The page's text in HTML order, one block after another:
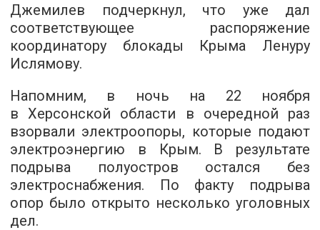
Джемилев подчеркнул, что уже дал
соответствующее распоряжение
координатору блокады Крыма Ленуру
Ислямову.
Напомним, в ночь на 22 ноября
в Херсонской области в очередной раз
взорвали электроопоры, которые подают
электроэнергию в Крым. В результате
подрыва полуостров остался без
электроснабжения. По факту подрыва
опор было открыто несколько уголовных
дел.